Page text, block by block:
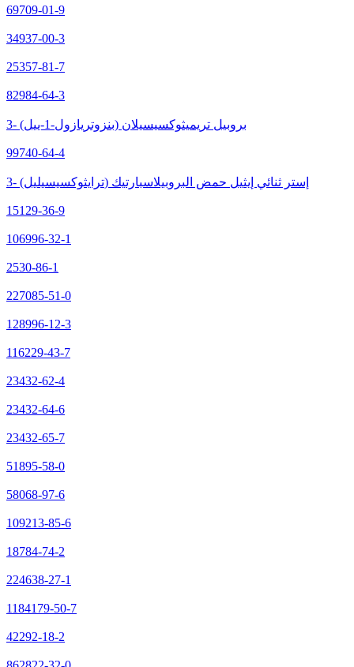
69709-01-9
34937-00-3
25357-81-7
82984-64-3
3- (بنزوتريازول-1-ييل) بروبيل تريميثوكسيسيلان
99740-64-4
3- (ترايثوكسيسيليل) إستر ثنائي إيثيل حمض البروبيلاسبارتيك
15129-36-9
106996-32-1
2530-86-1
227085-51-0
128996-12-3
116229-43-7
23432-62-4
23432-64-6
23432-65-7
51895-58-0
58068-97-6
109213-85-6
18784-74-2
224638-27-1
1184179-50-7
42292-18-2